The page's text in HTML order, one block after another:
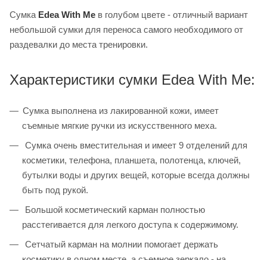
Сумка Edea With Me в голубом цвете - отличный вариант
небольшой сумки для переноса самого необходимого от
раздевалки до места тренировки.
Характеристики сумки Edea With Me:
Сумка выполнена из лакированной кожи, имеет
съемные мягкие ручки из искусственного меха.
Сумка очень вместительная и имеет 9 отделений для
косметики, телефона, планшета, полотенца, ключей,
бутылки воды и других вещей, которые всегда должны
быть под рукой.
Большой косметический карман полностью
расстегивается для легкого доступа к содержимому.
Сетчатый карман на молнии помогает держать